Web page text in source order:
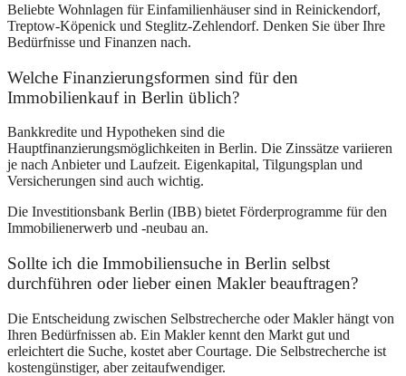
Beliebte Wohnlagen für Einfamilienhäuser sind in Reinickendorf,
Treptow-Köpenick und Steglitz-Zehlendorf. Denken Sie über Ihre
Bedürfnisse und Finanzen nach.
Welche Finanzierungsformen sind für den
Immobilienkauf in Berlin üblich?
Bankkredite und Hypotheken sind die
Hauptfinanzierungsmöglichkeiten in Berlin. Die Zinssätze variieren
je nach Anbieter und Laufzeit. Eigenkapital, Tilgungsplan und
Versicherungen sind auch wichtig.
Die Investitionsbank Berlin (IBB) bietet Förderprogramme für den
Immobilienerwerb und -neubau an.
Sollte ich die Immobiliensuche in Berlin selbst
durchführen oder lieber einen Makler beauftragen?
Die Entscheidung zwischen Selbstrecherche oder Makler hängt von
Ihren Bedürfnissen ab. Ein Makler kennt den Markt gut und
erleichtert die Suche, kostet aber Courtage. Die Selbstrecherche ist
kostengünstiger, aber zeitaufwendiger.